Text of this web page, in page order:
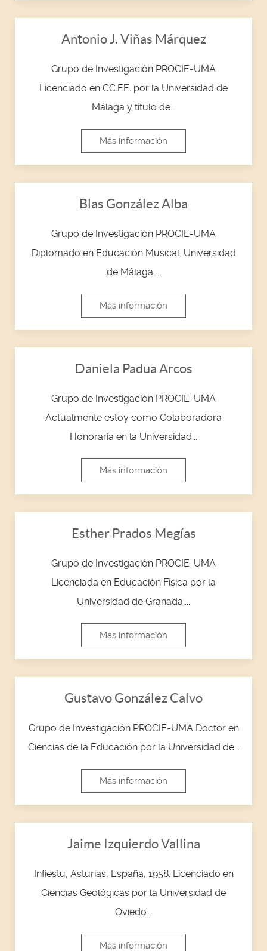
Antonio J. Viñas Márquez
Grupo de Investigación PROCIE-UMA
Licenciado en CC.EE. por la Universidad de
Málaga y título de...
Más información
Blas González Alba
Grupo de Investigación PROCIE-UMA
Diplomado en Educación Musical. Universidad
de Málaga....
Más información
Daniela Padua Arcos
Grupo de Investigación PROCIE-UMA
Actualmente estoy como Colaboradora
Honoraria en la Universidad...
Más información
Esther Prados Megías
Grupo de Investigación PROCIE-UMA
Licenciada en Educación Física por la
Universidad de Granada....
Más información
Gustavo González Calvo
Grupo de Investigación PROCIE-UMA Doctor en
Ciencias de la Educación por la Universidad de...
Más información
Jaime Izquierdo Vallina
Infiestu, Asturias, España, 1958. Licenciado en
Ciencias Geológicas por la Universidad de
Oviedo...
Más información